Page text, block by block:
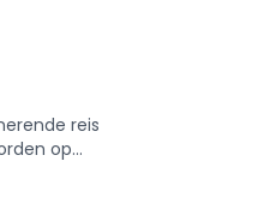
reis
op